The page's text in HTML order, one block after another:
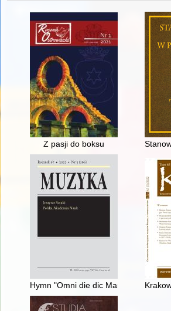
Z pasji do boksu
Hymn "Omni die dic Mariae" w